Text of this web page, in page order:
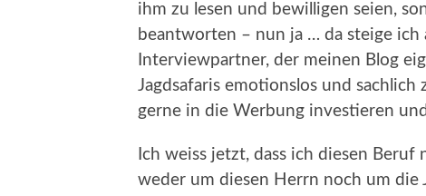
ihm zu lesen und bewilligen seien,
beantworten – nun ja … da steige ich
Interviewpartner, der meinen Blog
Jagdsafaris emotionslos und
gerne in die Werbung investieren
Ich weiss jetzt, dass ich diesen
weder um diesen Herrn noch um die